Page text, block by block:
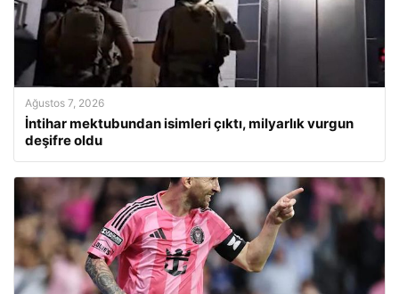
Ağustos 7, 2026
İntihar mektubundan isimleri çıktı, milyarlık vurgun
deşifre oldu